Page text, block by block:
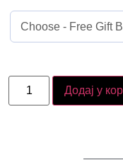
Додај у